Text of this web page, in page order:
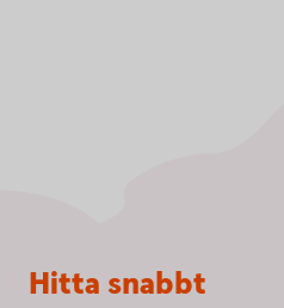
Sidfot
Hitta snabbt